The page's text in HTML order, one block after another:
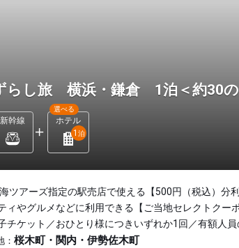
らし旅 横浜・鎌倉 1泊＜約30の
新幹線 ホテル
選べる
1 泊
ツアーズ指定の駅売店で使える【500円（税込）分
ィやグルメなどに利用できる【ご当地セレクトクー
チケット／おひとり様につきいずれか1回／有額人員
： 桜木町・関内・伊勢佐木町